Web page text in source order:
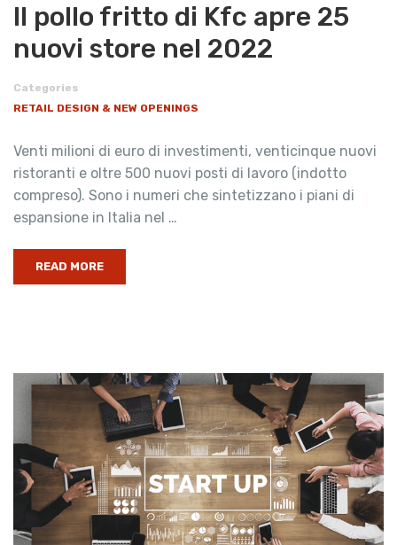
Il pollo fritto di Kfc apre 25
nuovi store nel 2022
Categories
RETAIL DESIGN & NEW OPENINGS
Venti milioni di euro di investimenti, venticinque nuovi
ristoranti e oltre 500 nuovi posti di lavoro (indotto
compreso). Sono i numeri che sintetizzano i piani di
espansione in Italia nel …
READ MORE